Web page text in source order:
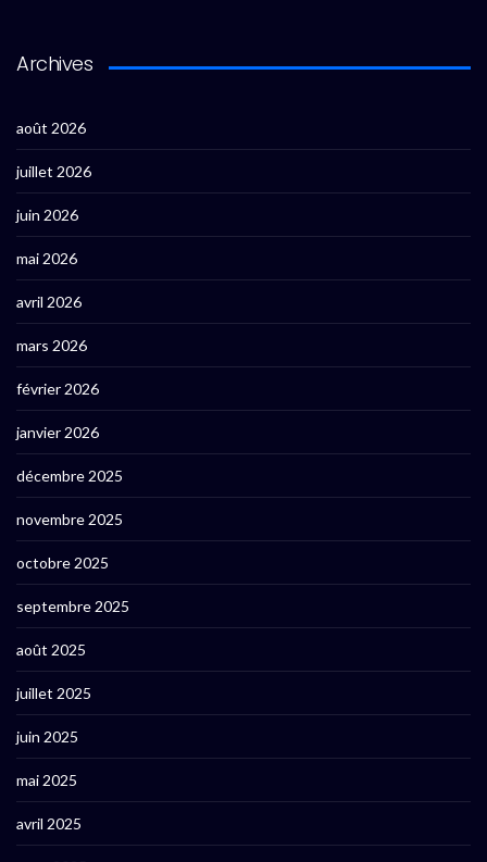
Archives
août 2026
juillet 2026
juin 2026
mai 2026
avril 2026
mars 2026
février 2026
janvier 2026
décembre 2025
novembre 2025
octobre 2025
septembre 2025
août 2025
juillet 2025
juin 2025
mai 2025
avril 2025